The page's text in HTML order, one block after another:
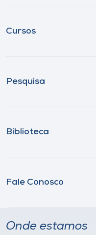
Cursos
Pesquisa
Biblioteca
Fale Conosco
Onde estamos